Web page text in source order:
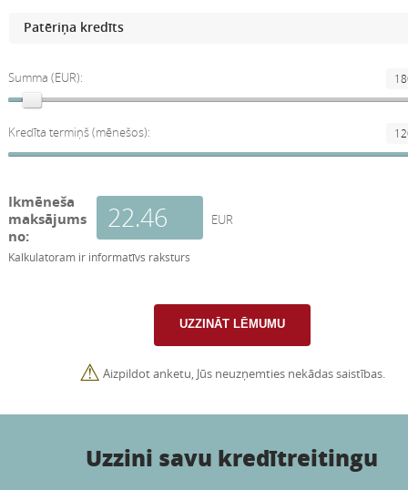
Summa (EUR):
Kredīta termiņš (mēnešos):
Ikmēneša
maksājums
no:
EUR
Kalkulatoram ir informatīvs raksturs
⚠ Aizpildot anketu, Jūs neuzņemties nekādas saistības.
Uzzini savu kredītreitingu